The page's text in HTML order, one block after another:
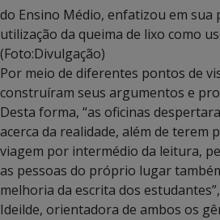
do Ensino Médio, enfatizou em sua
utilização da queima de lixo como
(Foto:Divulgação)
Por meio de diferentes pontos de
construíram seus argumentos e
Desta forma, “as oficinas
acerca da realidade, além de terem
viagem por intermédio da leitura,
as pessoas do próprio lugar
melhoria da escrita dos
Ideilde, orientadora de ambos os